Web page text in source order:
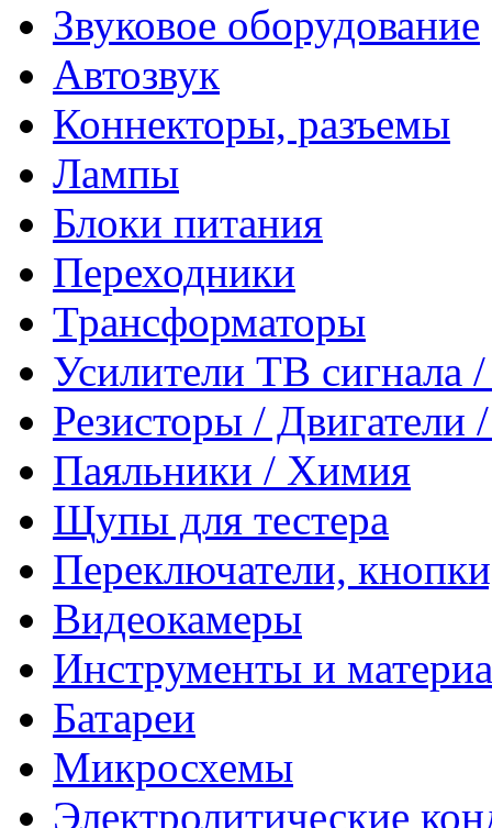
Звуковое оборудование
Автозвук
Коннекторы, разъемы
Лампы
Блоки питания
Переходники
Трансформаторы
Усилители ТВ сигнала
Резисторы /
Паяльники / Химия
Щупы для тестера
Переключатели,
Видеокамеры
Инструменты и
Батареи
Микросхемы
Электролитические